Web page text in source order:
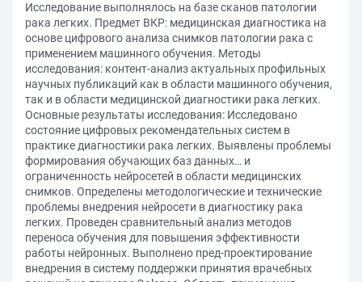
Исследование выполнялось на базе сканов патологии
рака легких. Предмет ВКР: медицинская диагностика на
основе цифрового анализа снимков патологии рака с
применением машинного обучения. Методы
исследования: контент-анализ актуальных профильных
научных публикаций как в области машинного обучения,
так и в области медицинской диагностики рака легких.
Основные результаты исследования: Исследовано
состояние цифровых рекомендательных систем в
практике диагностики рака легких. Выявлены проблемы
формирования обучающих баз данных… и
ограниченность нейросетей в области медицинских
снимков. Определены методологические и технические
проблемы внедрения нейросети в диагностику рака
легких. Проведен сравнительный анализ методов
переноса обучения для повышения эффективности
работы нейронных. Выполнено пред-проектирование
внедрения в систему поддержки принятия врачебных